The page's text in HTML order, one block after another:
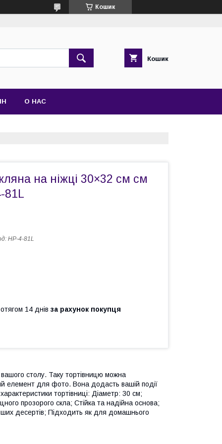
Кошик
Кошик
О НАС
на ніжці 30×32 см см
81L
HP-4-81L
14 днів за рахунок покупця
столу. Таку тортівницю можна
елемент для фото. Вона додасть вашій події
тортівниці: Діаметр: 30 см;
прозорого скла; Стійка та надійна основа;
десертів; Підходить як для домашнього